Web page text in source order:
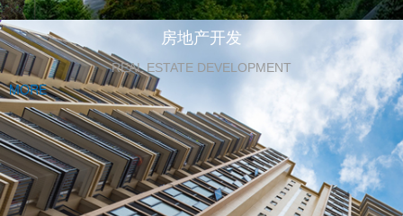
房地产开发
REAL ESTATE DEVELOPMENT
MORE